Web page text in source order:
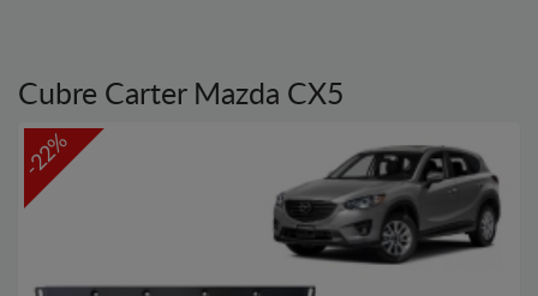
Cubre Carter Mazda CX5
-22%